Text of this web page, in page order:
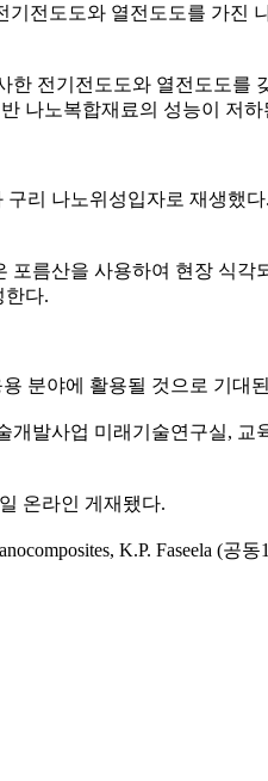
전도도와 열전도도를 가진
전기전도도와 열전도도를
나노복합재료의 성능이 저
리 나노위성입자로 재생했
름산을 사용하여 현장 식각
한다.
분야에 활용될 것으로 기대
발사업 미래기술연구실, 교
온라인 게재됐다.
K.P. Faseela (공